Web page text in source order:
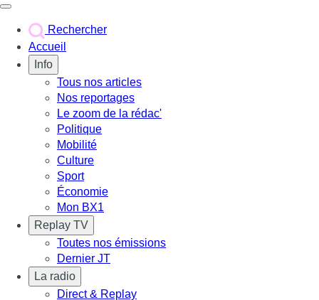
Rechercher
Accueil
Info
Tous nos articles
Nos reportages
Le zoom de la rédac'
Politique
Mobilité
Culture
Sport
Économie
Mon BX1
Replay TV
Toutes nos émissions
Dernier JT
La radio
Direct & Replay